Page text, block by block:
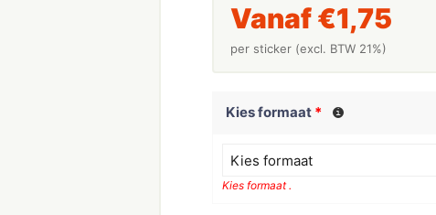
Vanaf €1,75
per sticker (excl. BTW 21%)
Kies formaat *
Kies formaat
Kies formaat .